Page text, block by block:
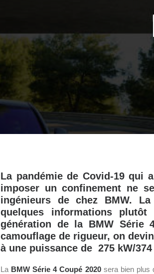
La pandémie de Covid-19 qui
imposer un confinement ne
ingénieurs de chez BMW.
quelques informations
génération de la BMW Série
camouflage de rigueur, on
à une puissance de 275 kW/
La BMW Série 4 Coupé 2020sera bien plus